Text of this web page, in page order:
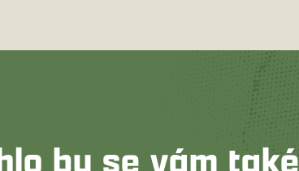
by se vám